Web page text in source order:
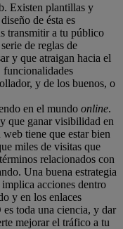
Existen plantillas y
de ésta es
transmitir a tu público
de reglas de
y que atraigan hacia el
funcionalidades
y de los buenos, o
en el mundo online.
que ganar visibilidad en
tiene que estar bien
miles de visitas que
relacionados con
Una buena estrategia
implica acciones dentro
y en los enlaces
toda una ciencia, y dar
mejorar el tráfico a tu